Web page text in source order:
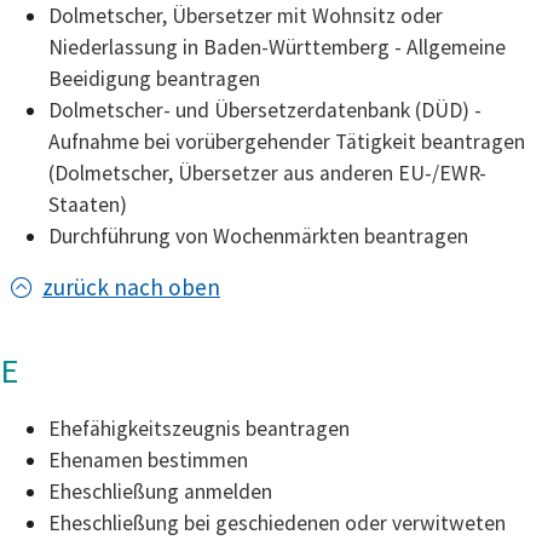
Dolmetscher, Übersetzer mit Wohnsitz oder
Niederlassung in Baden-Württemberg - Allgemeine
Beeidigung beantragen
Dolmetscher- und Übersetzerdatenbank (DÜD) -
Aufnahme bei vorübergehender Tätigkeit beantragen
(Dolmetscher, Übersetzer aus anderen EU-/EWR-
Staaten)
Durchführung von Wochenmärkten beantragen
zurück nach oben
E
Ehefähigkeitszeugnis beantragen
Ehenamen bestimmen
Eheschließung anmelden
Eheschließung bei geschiedenen oder verwitweten